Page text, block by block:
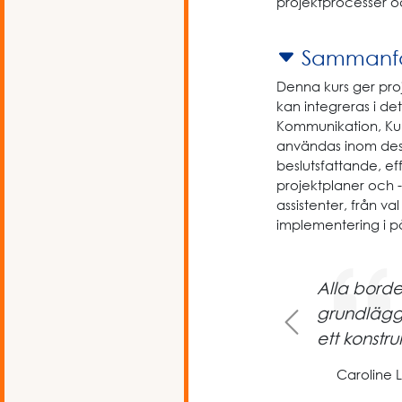
Denna kurs ger
kan integreras i
Kommunikation,
användas inom
beslutsfattande,
projektplaner och
assistenter, från
implementering i
Alla
ett
Caroline
Previous